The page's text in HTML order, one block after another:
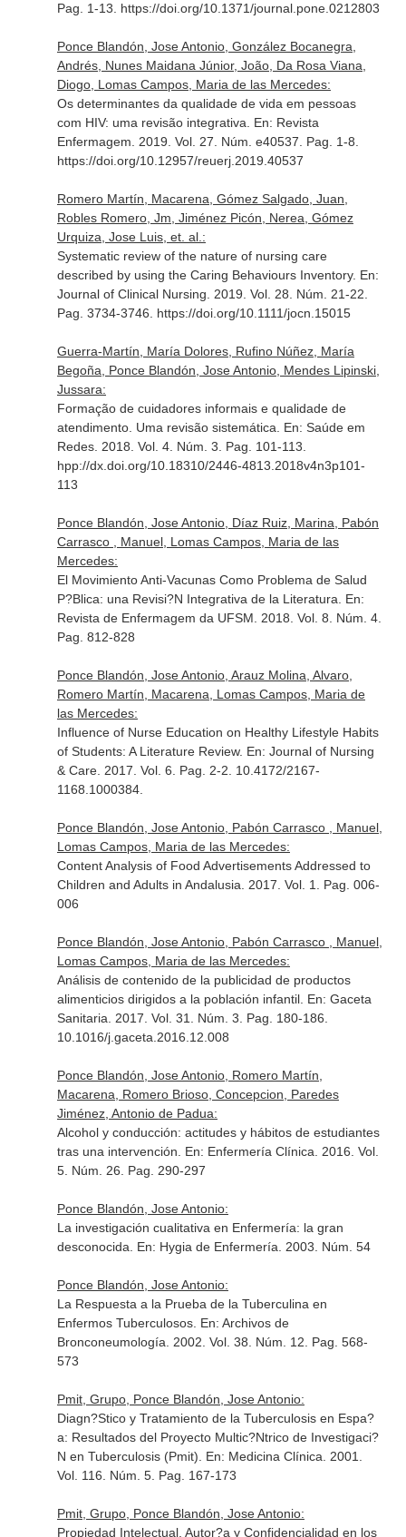
Pag. 1-13. https://doi.org/10.1371/journal.pone.0212803
Ponce Blandón, Jose Antonio, González Bocanegra,
Andrés, Nunes Maidana Júnior, João, Da Rosa Viana,
Diogo, Lomas Campos, Maria de las Mercedes:
Os determinantes da qualidade de vida em pessoas
com HIV: uma revisão integrativa. En: Revista
Enfermagem . 2019. Vol. 27. Núm. e40537. Pag. 1-8.
https://doi.org/10.12957/reuerj.2019.40537
Romero Martín, Macarena, Gómez Salgado, Juan,
Robles Romero, Jm, Jiménez Picón, Nerea, Gómez
Urquiza, Jose Luis, et. al.:
Systematic review of the nature of nursing care
described by using the Caring Behaviours Inventory. En:
Journal of Clinical Nursing . 2019. Vol. 28. Núm. 21-22.
Pag. 3734-3746. https://doi.org/10.1111/jocn.15015
Guerra-Martín, María Dolores, Rufino Núñez, María
Begoña, Ponce Blandón, Jose Antonio, Mendes Lipinski,
Jussara:
Formação de cuidadores informais e qualidade de
atendimento. Uma revisão sistemática. En: Saúde em
Redes. 2018. Vol. 4. Núm. 3. Pag. 101-113.
hpp://dx.doi.org/10.18310/2446-4813.2018v4n3p101-
113
Ponce Blandón, Jose Antonio, Díaz Ruiz, Marina, Pabón
Carrasco , Manuel, Lomas Campos, Maria de las
Mercedes:
El Movimiento Anti-Vacunas Como Problema de Salud
P?Blica: una Revisi?N Integrativa de la Literatura. En:
Revista de Enfermagem da UFSM . 2018. Vol. 8. Núm. 4.
Pag. 812-828
Ponce Blandón, Jose Antonio, Arauz Molina, Alvaro,
Romero Martín, Macarena, Lomas Campos, Maria de
las Mercedes:
Influence of Nurse Education on Healthy Lifestyle Habits
of Students: A Literature Review. En: Journal of Nursing
& Care. 2017. Vol. 6. Pag. 2-2. 10.4172/2167-
1168.1000384.
Ponce Blandón, Jose Antonio, Pabón Carrasco , Manuel,
Lomas Campos, Maria de las Mercedes:
Content Analysis of Food Advertisements Addressed to
Children and Adults in Andalusia. 2017. Vol. 1. Pag. 006-
006
Ponce Blandón, Jose Antonio, Pabón Carrasco , Manuel,
Lomas Campos, Maria de las Mercedes:
Análisis de contenido de la publicidad de productos
alimenticios dirigidos a la población infantil. En: Gaceta
Sanitaria . 2017. Vol. 31. Núm. 3. Pag. 180-186.
10.1016/j.gaceta.2016.12.008
Ponce Blandón, Jose Antonio, Romero Martín,
Macarena, Romero Brioso, Concepcion, Paredes
Jiménez, Antonio de Padua:
Alcohol y conducción: actitudes y hábitos de estudiantes
tras una intervención. En: Enfermería Clínica . 2016. Vol.
5. Núm. 26. Pag. 290-297
Ponce Blandón, Jose Antonio:
La investigación cualitativa en Enfermería: la gran
desconocida. En: Hygia de Enfermería . 2003. Núm. 54
Ponce Blandón, Jose Antonio:
La Respuesta a la Prueba de la Tuberculina en
Enfermos Tuberculosos. En: Archivos de
Bronconeumología . 2002. Vol. 38. Núm. 12. Pag. 568-
573
Pmit, Grupo, Ponce Blandón, Jose Antonio:
Diagn?Stico y Tratamiento de la Tuberculosis en Espa?
a: Resultados del Proyecto Multic?Ntrico de Investigaci?
N en Tuberculosis (Pmit). En: Medicina Clínica . 2001.
Vol. 116. Núm. 5. Pag. 167-173
Pmit, Grupo, Ponce Blandón, Jose Antonio:
Propiedad Intelectual, Autor?a y Confidencialidad en los